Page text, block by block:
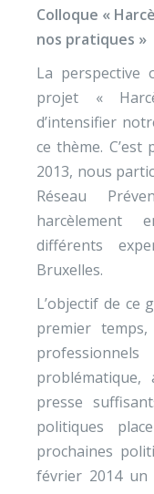
Colloque «
nos pratiques »
La perspective
projet «
d’intensifier
ce thème.
2013, nous
Réseau
harcèlement
différents
Bruxelles.
L’objectif de ce
premier
problématique,
presse
politiques
prochaines
février 2014 un